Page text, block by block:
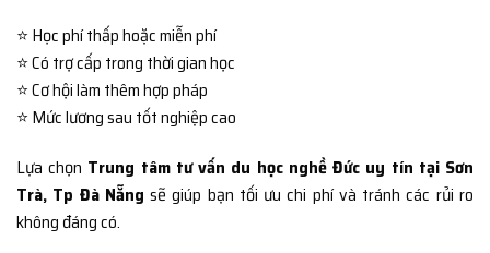
⭐ Học phí thấp hoặc miễn phí
⭐ Có trợ cấp trong thời gian học
⭐ Cơ hội làm thêm hợp pháp
⭐ Mức lương sau tốt nghiệp cao
Lựa chọn Trung tâm tư vấn du học nghề Đức uy tín tại Sơn
Trà, Tp Đà Nẵng sẽ giúp bạn tối ưu chi phí và tránh các rủi ro
không đáng có.